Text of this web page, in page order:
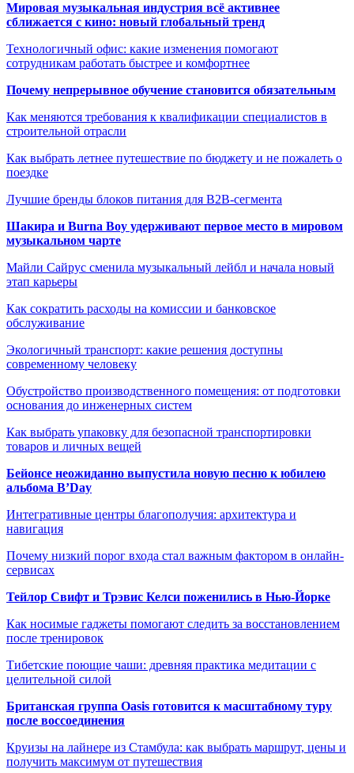
Мировая музыкальная индустрия всё активнее
сближается с кино: новый глобальный тренд
Технологичный офис: какие изменения помогают
сотрудникам работать быстрее и комфортнее
Почему непрерывное обучение становится обязательным
Как меняются требования к квалификации специалистов в
строительной отрасли
Как выбрать летнее путешествие по бюджету и не пожалеть о
поездке
Лучшие бренды блоков питания для B2B-сегмента
Шакира и Burna Boy удерживают первое место в мировом
музыкальном чарте
Майли Сайрус сменила музыкальный лейбл и начала новый
этап карьеры
Как сократить расходы на комиссии и банковское
обслуживание
Экологичный транспорт: какие решения доступны
современному человеку
Обустройство производственного помещения: от подготовки
основания до инженерных систем
Как выбрать упаковку для безопасной транспортировки
товаров и личных вещей
Бейонсе неожиданно выпустила новую песню к юбилею
альбома B’Day
Интегративные центры благополучия: архитектура и
навигация
Почему низкий порог входа стал важным фактором в онлайн-
сервисах
Тейлор Свифт и Трэвис Келси поженились в Нью-Йорке
Как носимые гаджеты помогают следить за восстановлением
после тренировок
Тибетские поющие чаши: древняя практика медитации с
целительной силой
Британская группа Oasis готовится к масштабному туру
после воссоединения
Круизы на лайнере из Стамбула: как выбрать маршрут, цены и
получить максимум от путешествия